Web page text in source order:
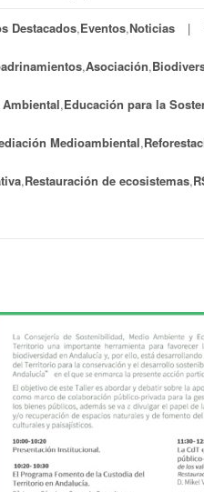
Destacados,Eventos,Noticias
,Asociación,
,Educación para la
Medioambiental,
,Restauración de ecosistemas,